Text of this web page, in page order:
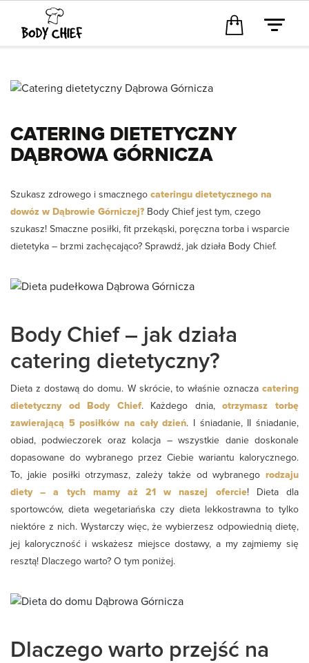
CATERING DIETETYCZNY
DĄBROWA GÓRNICZA
Szukasz zdrowego i smacznego cateringu dietetycznego na
dowóz w Dąbrowie Górniczej? Body Chief jest tym, czego
szukasz! Smaczne posiłki, fit przekąski, poręczna torba i wsparcie
dietetyka – brzmi zachęcająco? Sprawdź, jak działa Body Chief.
Body Chief – jak działa
catering dietetyczny?
Dieta z dostawą do domu. W skrócie, to właśnie oznacza catering
dietetyczny od Body Chief. Każdego dnia,otrzymasz torbę
zawierającą 5 posiłków na cały dzień. I śniadanie, II śniadanie,
obiad, podwieczorek oraz kolacja – wszystkie danie doskonale
dopasowane do wybranego przez Ciebie wariantu kalorycznego.
To, jakie posiłki otrzymasz, zależy także od wybranego rodzaju
diety – a tych mamy aż 21 w naszej ofercie! Dieta dla
sportowców, dieta wegetariańska czy dieta lekkostrawna to tylko
niektóre z nich. Wystarczy więc, że wybierzesz odpowiednią dietę,
jej kaloryczność i wskażesz miejsce dostawy, a my zajmiemy się
resztą! Dlaczego warto? O tym poniżej.
Dlaczego warto przejść na